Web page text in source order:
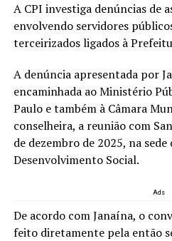
A CPI investiga denúncias de
envolvendo servidores
terceirizados ligados à
A denúncia apresentada por
encaminhada ao Ministério
Paulo e também à Câmara
conselheira, a reunião com
de dezembro de 2025, na
Desenvolvimento Social.
Ads
De acordo com Janaína, o
feito diretamente pela então